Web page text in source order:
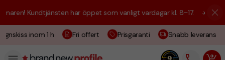
Kundtjänsten har öppet som vanligt vardagar kl. 8–17. ☀️ Vi är
inom 1 h Fri offert Prisgaranti Snabb leverans